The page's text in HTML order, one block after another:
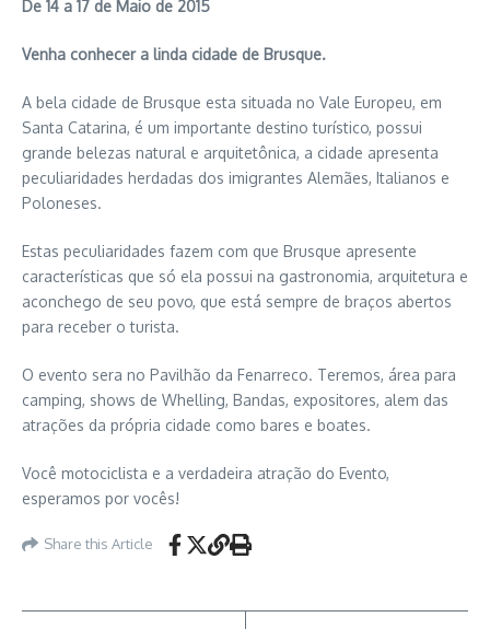
De 14 a 17 de Maio de 2015
Venha conhecer a linda cidade de Brusque.
A bela cidade de Brusque esta situada no Vale Europeu, em
Santa Catarina, é um importante destino turístico, possui
grande belezas natural e arquitetônica, a cidade apresenta
peculiaridades herdadas dos imigrantes Alemães, Italianos e
Poloneses.
Estas peculiaridades fazem com que Brusque apresente
características que só ela possui na gastronomia, arquitetura e
aconchego de seu povo, que está sempre de braços abertos
para receber o turista.
O evento sera no Pavilhão da Fenarreco. Teremos, área para
camping, shows de Whelling, Bandas, expositores, alem das
atrações da própria cidade como bares e boates.
Você motociclista e a verdadeira atração do Evento,
esperamos por vocês!
Share this Article